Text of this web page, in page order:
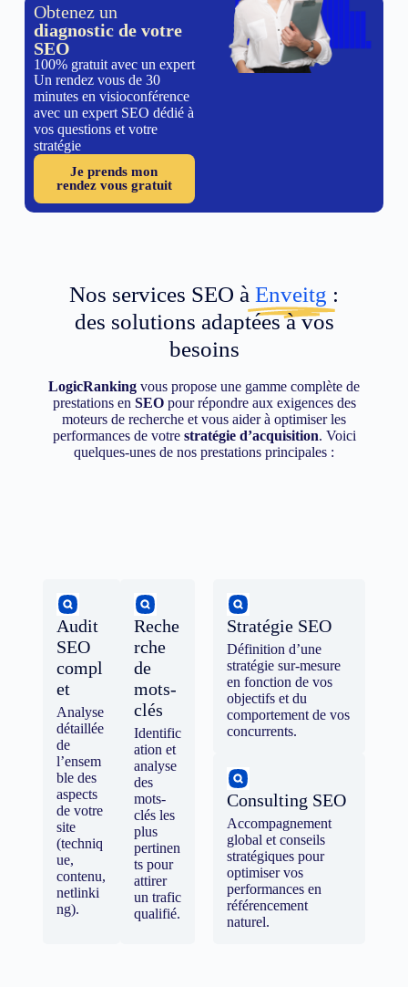
Obtenez un
diagnostic de votre
SEO
100% gratuit avec un expert
Un rendez vous de 30
minutes en visioconférence
avec un expert SEO dédié à
vos questions et votre
stratégie
Je prends mon
rendez vous gratuit
Nos services SEO à Enveitg :
des solutions adaptées à vos
besoins
LogicRanking vous propose une gamme complète de
prestations en SEOpour répondre aux exigences des
moteurs de recherche et vous aider à optimiser les
performances de votre stratégie d’acquisition. Voici
quelques-unes de nos prestations principales :
Audit
SEO
compl
et
Analyse
détaillée
de
l’ensem
ble des
aspects
de votre
site
(techniq
ue,
contenu,
netlinki
ng).
Reche
rche
de
mots-
clés
Identific
ation et
analyse
des
mots-
clés les
plus
pertinen
ts pour
attirer
un trafic
qualifié.
Stratégie SEO
Définition d’une
stratégie sur-mesure
en fonction de vos
objectifs et du
comportement de vos
concurrents.
Consulting SEO
Accompagnement
global et conseils
stratégiques pour
optimiser vos
performances en
référencement
naturel.